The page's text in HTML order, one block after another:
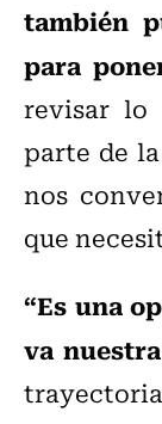
también
para
revisar lo
parte de
nos
que
“Es una
va